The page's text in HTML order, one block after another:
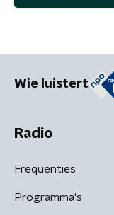
Wie luistert
Radio
Frequenties
Programma's